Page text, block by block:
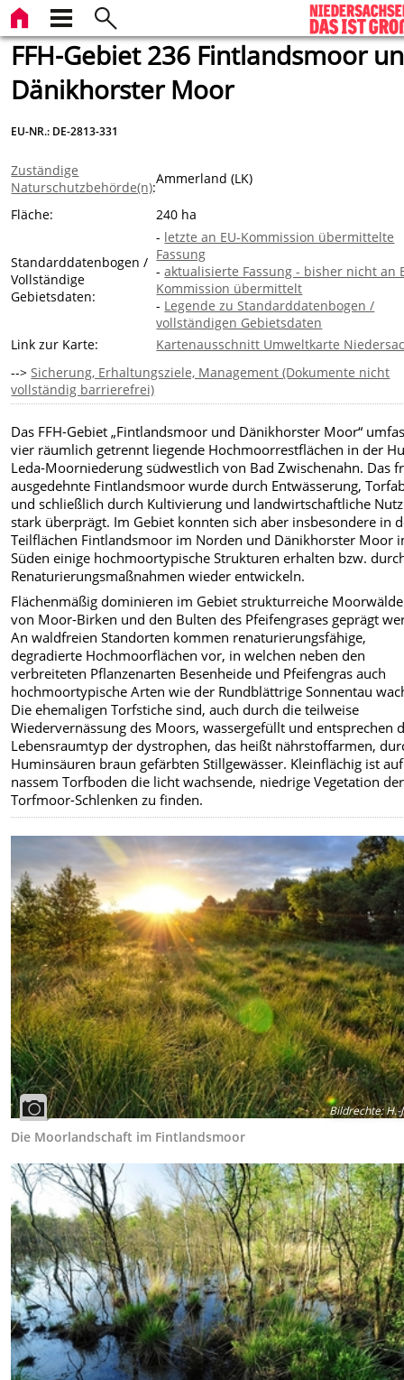
FFH-Gebiet 236 Fintlandsmoor
Dänikhorster Moor
EU-NR.: DE-2813-331
Zuständige
Naturschutzbehörde(n):
Ammerland (LK)
Fläche: 240 ha
Standarddatenbogen /
Vollständige
Gebietsdaten:
- letzte an EU-Kommission übermittelte
Fassung
-aktualisierte Fassung - bisher nicht an
Kommission übermittelt
- Legende zu Standarddatenbogen /
vollständigen Gebietsdaten
Link zur Karte:
Kartenausschnitt Umweltkarte
-->Sicherung, Erhaltungsziele, Management (Dokumente nicht
vollständig barrierefrei)
Das FFH-Gebiet „Fintlandsmoor und Dänikhorster Moor“
vier räumlich getrennt liegende Hochmoorrestflächen in der
Leda-Moorniederung südwestlich von Bad Zwischenahn. Das
ausgedehnte Fintlandsmoor wurde durch Entwässerung,
und schließlich durch Kultivierung und landwirtschaftliche
stark überprägt. Im Gebiet konnten sich aber insbesondere in
Teilflächen Fintlandsmoor im Norden und Dänikhorster Moor
Süden einige hochmoortypische Strukturen erhalten bzw.
Renaturierungsmaßnahmen wieder entwickeln.
Flächenmäßig dominieren im Gebiet strukturreiche
von Moor-Birken und den Bulten des Pfeifengrases geprägt
An waldfreien Standorten kommen renaturierungsfähige,
degradierte Hochmoorflächen vor, in welchen neben den
verbreiteten Pflanzenarten Besenheide und Pfeifengras auch
hochmoortypische Arten wie der Rundblättrige Sonnentau
Die ehemaligen Torfstiche sind, auch durch die teilweise
Wiedervernässung des Moors, wassergefüllt und entsprechen
Lebensraumtyp der dystrophen, das heißt nährstoffarmen,
Huminsäuren braun gefärbten Stillgewässer. Kleinflächig ist auf
nassem Torfboden die licht wachsende, niedrige Vegetation der
Torfmoor-Schlenken zu finden.
Bildrechte:H.-
Die Moorlandschaft im Fintlandsmoor